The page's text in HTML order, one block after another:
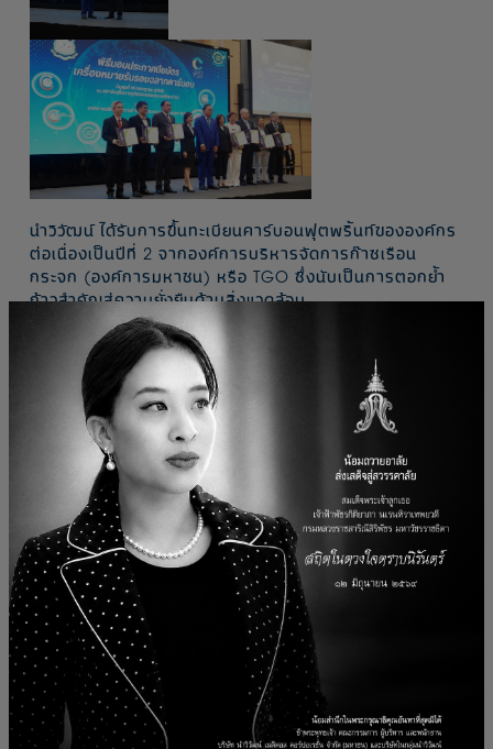
นำวิวัฒน์ ได้รับการขึ้นทะเบียนคาร์บอนฟุตพริ้นท์ขององค์กร
ต่อเนื่องเป็นปีที่ 2 จากองค์การบริหารจัดการก๊าซเรือน
กระจก (องค์การมหาชน) หรือ TGO ซึ่งนับเป็นการตอกย้ำ
ก้าวสำคัญสู่ความยั่งยืนด้านสิ่งแวดล้อม
การได้รับการรับรองในครั้งนี้เปรียบเสมือนเครื่องหมายยืนยัน
ถึงความมุ่งมั่นของบริษัทในการจัดการและลดผลกระทบต่อสิ่ง
แวดล้อมอย่างเป็นรูปธรรมผ่านนโยบายและมาตรการการ
จัดการบริหารการลดการปล่อยก๊าซเรือนกระจก ภายใต้การ
ดำเนินงานขององค์กรในช่วงระยะเวลาระหว่างวันที่ 1
มกราคม – 31 ธันวาคม 2567 รวมทั้งสิ้น 1,603 ตัน
คาร์บอนไดออกไซด์เทียบเท่า (tCO2e) เช่น การใช้พลังงาน
อย่างมีประสิทธิภาพ การจัดการของเสียอย่างเป็นระบบ และ
การปรับปรุงกระบวนการผลิตให้เป็นมิตรกับสิ่งแวดล้อม
เป็นต้น
ในฐานะองค์กรที่ให้ความสำคัญกับการพัฒนาอย่างรับผิดชอบ
นำวิวัฒน์จะยังคงเดินหน้าอย่างต่อเนื่องประกอบธุรกิจพร้อม
ทั้งสร้างสรรค์นวัตกรรมที่ช่วยยกระดับระบบสุขภาพไทย
ควบคู่ไปกับการอนุรักษ์สิ่งแวดล้อม ส่งต่อโลกที่ดีกว่าให้กับคน
รุ่นต่อไป เพื่อมุ่งสู่เป้าหมายการเป็นองค์กรลดการปล่อยก๊าซ
เรือนกระจกสุทธิเป็นศูนย์ หรือ Net Zero ภายในปี 2040